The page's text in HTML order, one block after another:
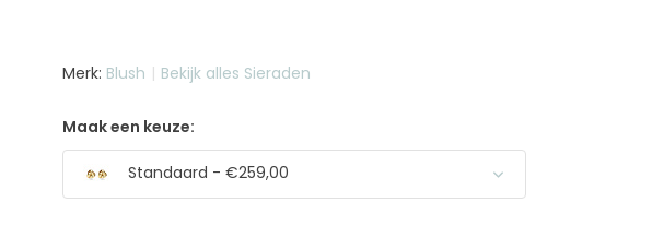
Merk: Blush Bekijk alles Sieraden
Maak een keuze:
Standaard - €259,00